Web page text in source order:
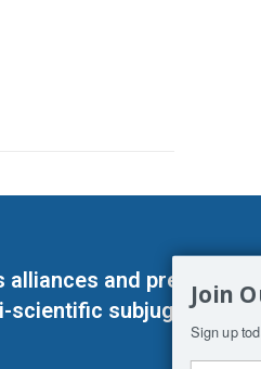
and
subjugation of
Join
Sign up